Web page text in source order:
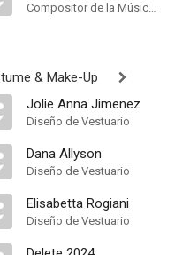
Compositor de la Música Original
& Make-Up
Jolie Anna Jimenez
Diseño de Vestuario
Dana Allyson
Diseño de Vestuario
Elisabetta Rogiani
Diseño de Vestuario